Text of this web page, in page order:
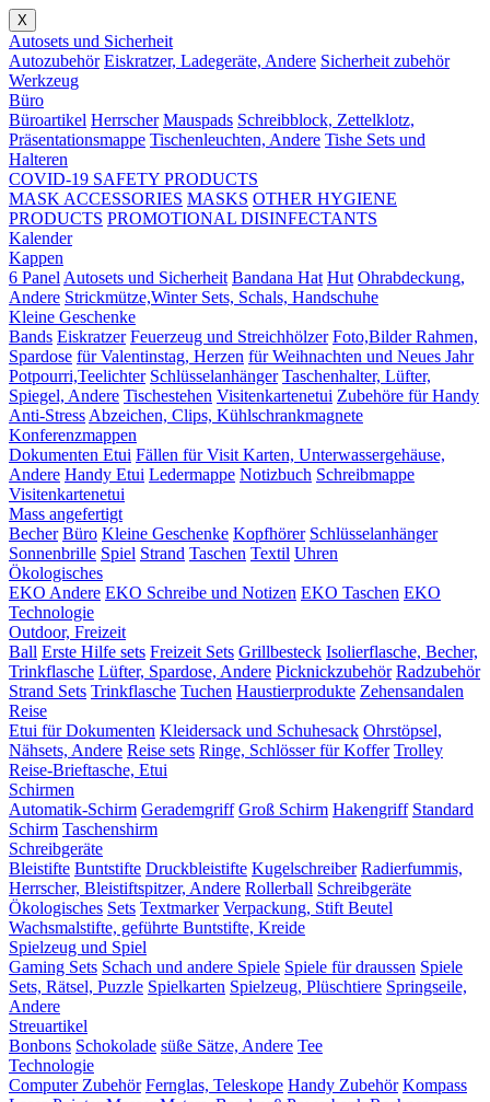
X
Autosets und Sicherheit
Autozubehör Eiskratzer, Ladegeräte, Andere Sicherheit zubehör
Werkzeug
Büro
Büroartikel Herrscher Mauspads Schreibblock, Zettelklotz,
Präsentationsmappe Tischenleuchten, Andere Tishe Sets und
Halteren
COVID-19 SAFETY PRODUCTS
MASK ACCESSORIES MASKS OTHER HYGIENE
PRODUCTS PROMOTIONAL DISINFECTANTS
Kalender
Kappen
6 Panel Autosets und Sicherheit Bandana Hat Hut Ohrabdeckung,
Andere Strickmütze,Winter Sets, Schals, Handschuhe
Kleine Geschenke
Bands Eiskratzer Feuerzeug und Streichhölzer Foto,Bilder Rahmen,
Spardose für Valentinstag, Herzen für Weihnachten und Neues Jahr
Potpourri,Teelichter Schlüsselanhänger Taschenhalter, Lüfter,
Spiegel, Andere Tischestehen Visitenkartenetui Zubehöre für Handy
Anti-Stress Abzeichen, Clips, Kühlschrankmagnete
Konferenzmappen
Dokumenten Etui Fällen für Visit Karten, Unterwassergehäuse,
Andere Handy Etui Ledermappe Notizbuch Schreibmappe
Visitenkartenetui
Mass angefertigt
Becher Büro Kleine Geschenke Kopfhörer Schlüsselanhänger
Sonnenbrille Spiel Strand Taschen Textil Uhren
Ökologisches
EKO Andere EKO Schreibe und Notizen EKO Taschen EKO
Technologie
Outdoor, Freizeit
Ball Erste Hilfe sets Freizeit Sets Grillbesteck Isolierflasche, Becher,
Trinkflasche Lüfter, Spardose, Andere Picknickzubehör Radzubehör
Strand Sets Trinkflasche Tuchen Haustierprodukte Zehensandalen
Reise
Etui für Dokumenten Kleidersack und Schuhesack Ohrstöpsel,
Nähsets, Andere Reise sets Ringe, Schlösser für Koffer Trolley
Reise-Brieftasche, Etui
Schirmen
Automatik-Schirm Gerademgriff Groß Schirm Hakengriff Standard
Schirm Taschenshirm
Schreibgeräte
Bleistifte Buntstifte Druckbleistifte Kugelschreiber Radierfummis,
Herrscher, Bleistiftspitzer, Andere Rollerball Schreibgeräte
Ökologisches Sets Textmarker Verpackung, Stift Beutel
Wachsmalstifte, geführte Buntstifte, Kreide
Spielzeug und Spiel
Gaming Sets Schach und andere Spiele Spiele für draussen Spiele
Sets, Rätsel, Puzzle Spielkarten Spielzeug, Plüschtiere Springseile,
Andere
Streuartikel
Bonbons Schokolade süße Sätze, Andere Tee
Technologie
Computer Zubehör Fernglas, Teleskope Handy Zubehör Kompass